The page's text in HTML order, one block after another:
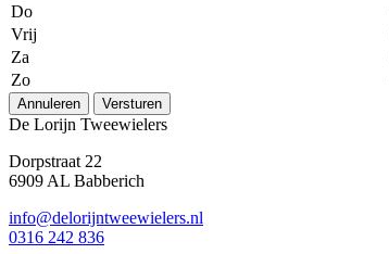
Do
Vrij
Za
Zo
Annuleren Versturen
De Lorijn Tweewielers
Dorpstraat 22
6909 AL Babberich
info@delorijntweewielers.nl
0316 242 836